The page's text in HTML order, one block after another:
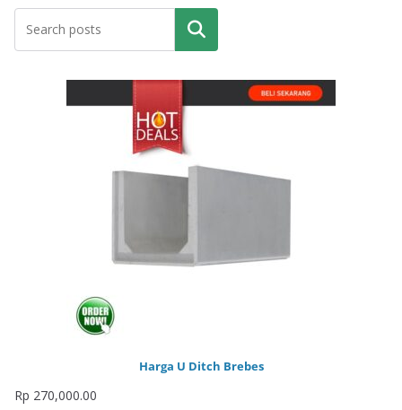
Pencarian
Harga U Ditch Brebes
Rp 270,000.00